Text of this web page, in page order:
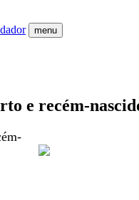
menu
e recém-